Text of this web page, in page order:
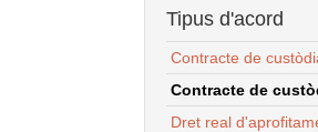
Tipus d'acord
Contracte de
Contracte de
Dret real